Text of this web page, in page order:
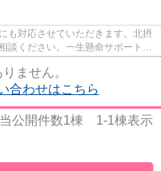
も対応させていただきます。北摂
談ください。一生懸命サポートい
ません。
合わせはこちら
公開件数1棟 1-1棟表示